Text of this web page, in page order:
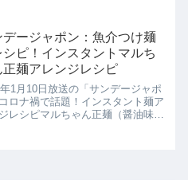
デージャポン：魚介つけ麺
シピ！インスタントマルち
正麺アレンジレシピ
1月10日放送の「サンデージャポ
ロナ禍で話題！インスタント麺ア
レシピマルちゃん正麺（醤油味）